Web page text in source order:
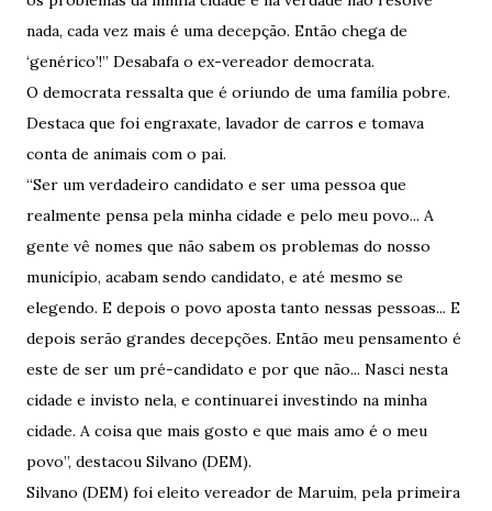
nada, cada vez mais é uma decepção. Então chega de
‘genérico’!” Desabafa o ex-vereador democrata.
O democrata ressalta que é oriundo de uma família pobre.
Destaca que foi engraxate, lavador de carros e tomava
conta de animais com o pai.
“Ser um verdadeiro candidato e ser uma pessoa que
realmente pensa pela minha cidade e pelo meu povo... A
gente vê nomes que não sabem os problemas do nosso
município, acabam sendo candidato, e até mesmo se
elegendo. E depois o povo aposta tanto nessas pessoas... E
depois serão grandes decepções. Então meu pensamento é
este de ser um pré-candidato e por que não... Nasci nesta
cidade e invisto nela, e continuarei investindo na minha
cidade. A coisa que mais gosto e que mais amo é o meu
povo”, destacou Silvano (DEM).
Silvano (DEM) foi eleito vereador de Maruim, pela primeira